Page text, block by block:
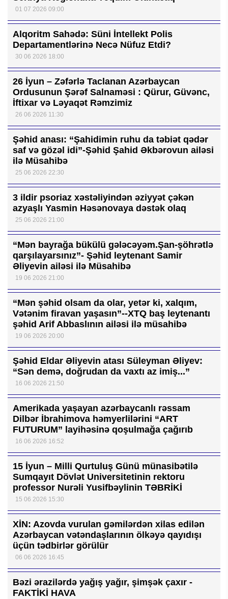
01 07 2026 09:00
Alqoritm Sahədə: Süni İntellekt Polis
Departamentlərinə Necə Nüfuz Etdi?
30 06 2026 18:00
26 İyun – Zəfərlə Taclanan Azərbaycan
Ordusunun Şərəf Salnaməsi : Qürur, Güvənc,
İftixar və Ləyaqət Rəmzimiz
26 06 2026 11:30
Şəhid anası: “Şahidimin ruhu da təbiət qədər
saf və gözəl idi”-Şəhid Şahid Əkbərovun ailəsi
ilə Müsahibə
25 06 2026 22:30
3 ildir psoriaz xəstəliyindən əziyyət çəkən
azyaşlı Yasmin Həsənovaya dəstək olaq
25 06 2026 21:00
“Mən bayrağa bükülü gələcəyəm.Şan-şöhrətlə
qarşılayarsınız”- Şəhid leytenant Samir
Əliyevin ailəsi ilə Müsahibə
19 06 2026 21:00
“Mən şəhid olsam da olar, yetər ki, xalqım,
Vətənim firavan yaşasın”--XTQ baş leytenantı
şəhid Arif Abbaslının ailəsi ilə müsahibə
19 06 2026 20:00
Şəhid Eldar Əliyevin atası Süleyman Əliyev:
“Sən demə, doğrudan da vaxtı az imiş...”
16 06 2026 21:50
Amerikada yaşayan azərbaycanlı rəssam
Dilbər İbrahimova həmyerlilərini “ART
FUTURUM” layihəsinə qoşulmağa çağırıb
16 06 2026 16:52
15 İyun – Milli Qurtuluş Günü münasibətilə
Sumqayıt Dövlət Universitetinin rektoru
professor Nurəli Yusifbəylinin TƏBRİKİ
15 06 2026 15:30
XİN: Azovda vurulan gəmilərdən xilas edilən
Azərbaycan vətəndaşlarının ölkəyə qayıdışı
üçün tədbirlər görülür
06 06 2026 16:45
Bəzi ərazilərdə yağış yağır, şimşək çaxır -
FAKTİKİ HAVA